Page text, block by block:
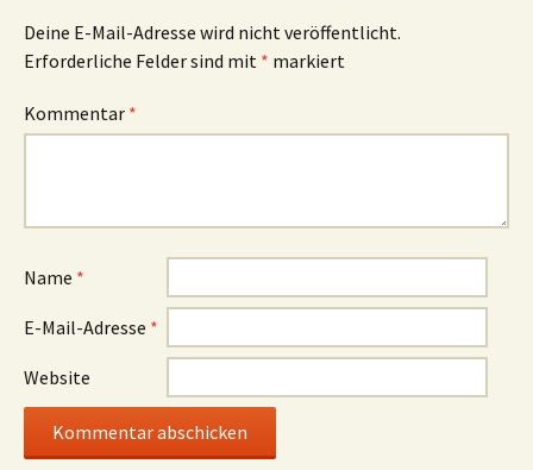
Deine E-Mail-Adresse wird nicht veröffentlicht.
Erforderliche Felder sind mit * markiert
Kommentar *
Name *
E-Mail-Adresse *
Website